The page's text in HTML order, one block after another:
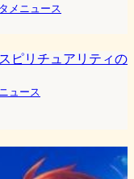
メニュース
ピリチュアリティの
ュース